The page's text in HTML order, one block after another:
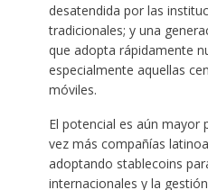
desatendida por las
tradicionales; y una
que adopta rápidamente
especialmente aquellas
móviles.
El potencial es aún mayor
vez más compañías
adoptando stablecoins
internacionales y la